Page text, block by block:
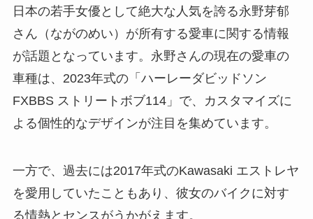
日本の若手女優として絶大な人気を誇る永野芽郁
さん（ながのめい）が所有する愛車に関する情報
が話題となっています。永野さんの現在の愛車の
車種は、2023年式の「ハーレーダビッドソン
FXBBS ストリートボブ114」で、カスタマイズに
よる個性的なデザインが注目を集めています。
一方で、過去には2017年式のKawasaki エストレヤ
を愛用していたこともあり、彼女のバイクに対す
る情熱とセンスがうかがえます。